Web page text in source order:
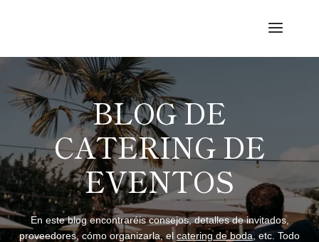
BLOG DE
CATERING DE
EVENTOS
En este blog encontraréis consejos, detalles de invitados,
proveedores, cómo organizarla, el catering de boda , etc. Todo